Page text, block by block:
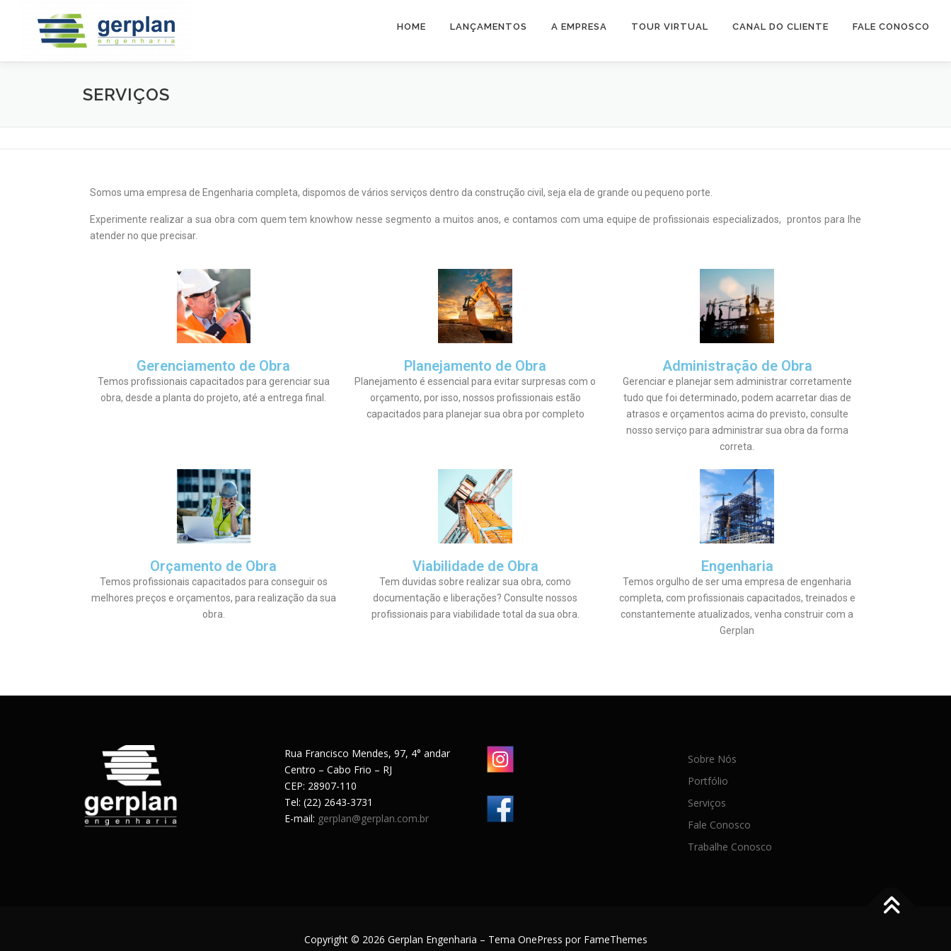
HOME LANÇAMENTOS A EMPRESA TOUR VIRTUAL CANAL DO CLIENTE FALE CONOSCO
SERVIÇOS
Somos uma empresa de Engenharia completa, dispomos de vários serviços dentro da construção civil, seja ela de grande ou pequeno porte.
Experimente realizar a sua obra com quem tem knowhow nesse segmento a muitos anos, e contamos com uma equipe de profissionais especializados, prontos para lhe
atender no que precisar.
Gerenciamento de Obra
Temos profissionais capacitados para gerenciar sua
obra, desde a planta do projeto, até a entrega final.
Planejamento de Obra
Planejamento é essencial para evitar surpresas com o
orçamento, por isso, nossos profissionais estão
capacitados para planejar sua obra por completo
Administração de Obra
Gerenciar e planejar sem administrar corretamente
tudo que foi determinado, podem acarretar dias de
atrasos e orçamentos acima do previsto, consulte
nosso serviço para administrar sua obra da forma
correta.
Orçamento de Obra
Temos profissionais capacitados para conseguir os
melhores preços e orçamentos, para realização da sua
obra.
Viabilidade de Obra
Tem duvidas sobre realizar sua obra, como
documentação e liberações? Consulte nossos
profissionais para viabilidade total da sua obra.
Engenharia
Temos orgulho de ser uma empresa de engenharia
completa, com profissionais capacitados, treinados e
constantemente atualizados, venha construir com a
Gerplan
Rua Francisco Mendes, 97, 4° andar
Centro – Cabo Frio – RJ
CEP: 28907-110
Tel: (22) 2643-3731
E-mail: gerplan@gerplan.com.br
Sobre Nós
Portfólio
Serviços
Fale Conosco
Trabalhe Conosco
Copyright © 2026 Gerplan Engenharia – Tema OnePress por FameThemes